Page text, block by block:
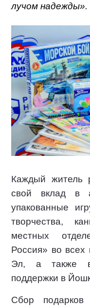
лучом надежды».
Каждый житель
свой вклад в
упакованные
творчества,
местных
Россия» во
Эл, а также в
поддержки в
Сбор